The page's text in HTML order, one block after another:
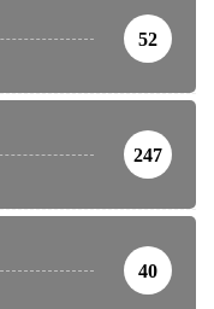
52
247
40